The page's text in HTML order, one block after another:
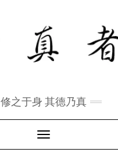
修之于身 其德乃真
Toggle Navigation